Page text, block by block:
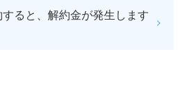
ると、解約金が発生します